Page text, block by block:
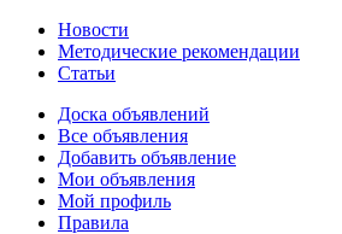
Новости
Методические рекомендации
Статьи
Доска объявлений
Все объявления
Добавить объявление
Мои объявления
Мой профиль
Правила